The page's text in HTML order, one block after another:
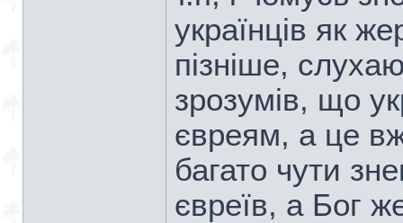
українців як
пізніше,
зрозумів, що
євреям, а це
багато чути
євреїв, а Бог